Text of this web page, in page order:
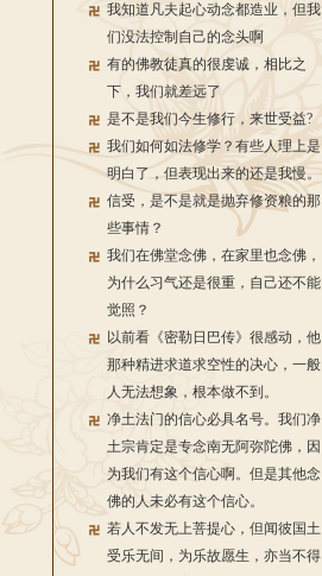
我知道凡夫起心动念都造业，但我
们没法控制自己的念头啊
有的佛教徒真的很虔诚，相比之
下，我们就差远了
是不是我们今生修行，来世受益?
我们如何如法修学？有些人理上是
明白了，但表现出来的还是我慢。
信受，是不是就是抛弃修资粮的那
些事情？
我们在佛堂念佛，在家里也念佛，
为什么习气还是很重，自己还不能
觉照？
以前看《密勒日巴传》很感动，他
那种精进求道求空性的决心，一般
人无法想象，根本做不到。
净土法门的信心必具名号。我们净
土宗肯定是专念南无阿弥陀佛，因
为我们有这个信心啊。但是其他念
佛的人未必有这个信心。
若人不发无上菩提心，但闻彼国土
受乐无间，为乐故愿生，亦当不得